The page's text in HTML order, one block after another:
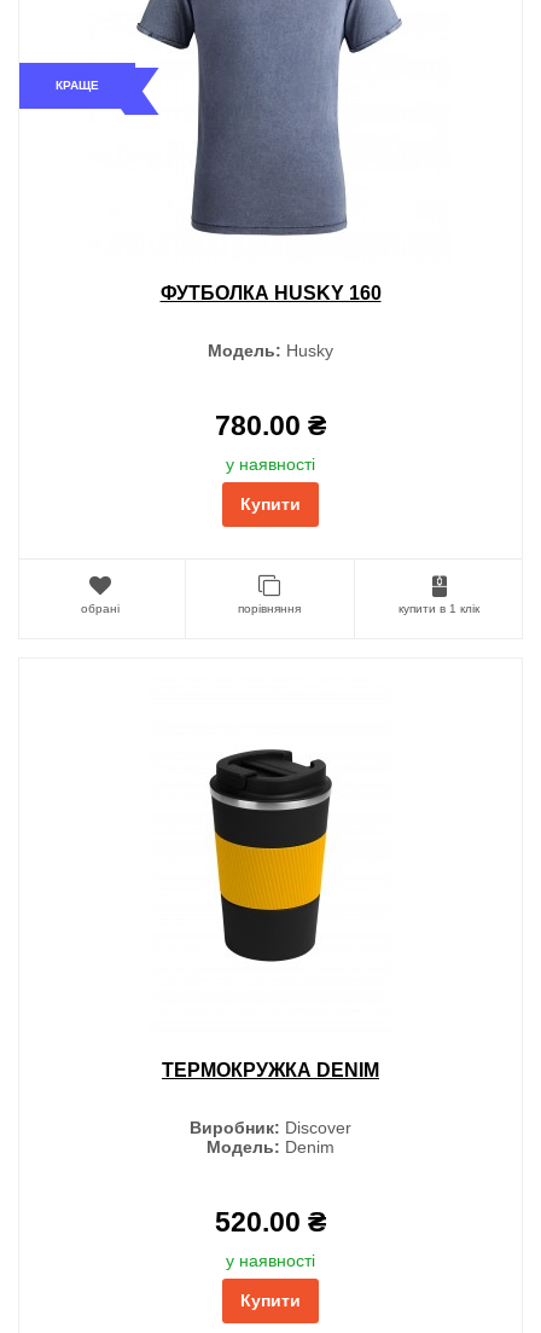
КРАЩЕ
ФУТБОЛКА HUSKY 160
Модель: Husky
780.00 ₴
у наявності
Купити
обрані порівняння купити в 1 клік
ТЕРМОКРУЖКА DENIM
Виробник: Discover
Модель: Denim
520.00 ₴
у наявності
Купити